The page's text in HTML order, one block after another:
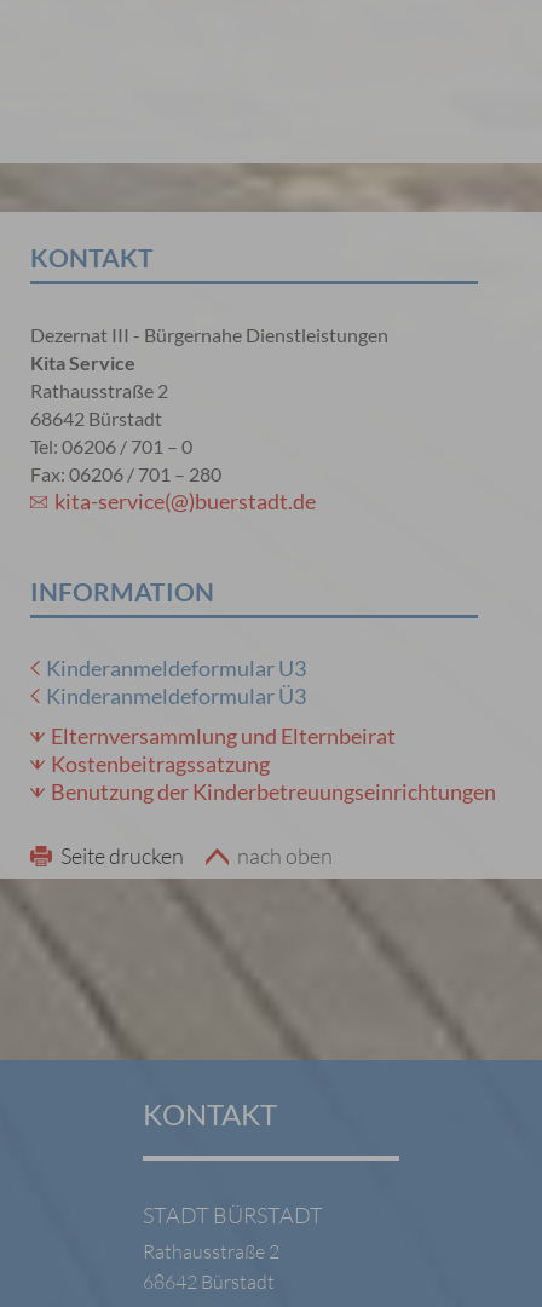
KONTAKT
Dezernat III - Bürgernahe Dienstleistungen
Kita Service
Rathausstraße 2
68642 Bürstadt
Tel: 06206 / 701 – 0
Fax: 06206 / 701 – 280
kita-service(@)buerstadt.de
INFORMATION
Kinderanmeldeformular U3
Kinderanmeldeformular Ü3
Elternversammlung und Elternbeirat
Kostenbeitragssatzung
Benutzung der Kinderbetreuungseinrichtungen
Seite drucken nach oben
KONTAKT
STADT BÜRSTADT
Rathausstraße 2
68642 Bürstadt